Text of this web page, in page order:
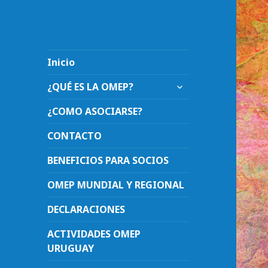
Inicio
¿QUÉ ES LA OMEP?
expande
el
inferior
¿COMO ASOCIARSE?
CONTACTO
BENEFICIOS PARA SOCIOS
OMEP MUNDIAL Y REGIONAL
DECLARACIONES
ACTIVIDADES OMEP
URUGUAY